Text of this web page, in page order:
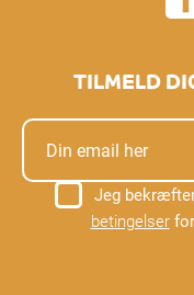
TILMELD
Jeg
betingelserfor